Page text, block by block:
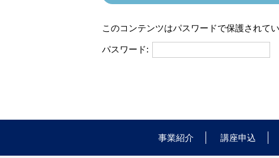
このコンテンツはパスワードで保護されて
パスワード:
事業紹介 講座申込